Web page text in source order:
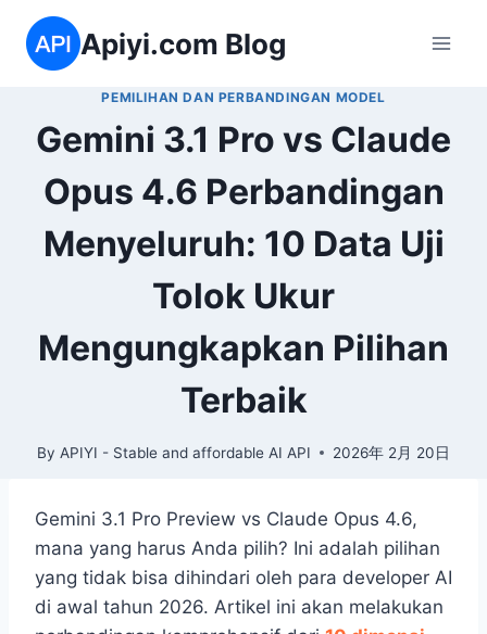
content
Apiyi.com Blog
PEMILIHAN DAN PERBANDINGAN MODEL
Gemini 3.1 Pro vs Claude
Opus 4.6 Perbandingan
Menyeluruh: 10 Data Uji
Tolok Ukur
Mengungkapkan Pilihan
Terbaik
By APIYI - Stable and affordable AI API 2026年 2月 20日
Gemini 3.1 Pro Preview vs Claude Opus 4.6,
mana yang harus Anda pilih? Ini adalah pilihan
yang tidak bisa dihindari oleh para developer AI
di awal tahun 2026. Artikel ini akan melakukan